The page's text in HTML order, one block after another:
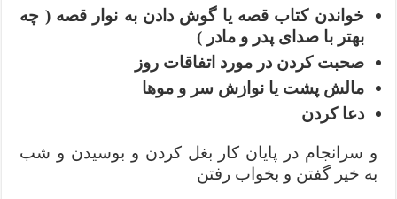
خواندن کتاب قصه یا گوش دادن به نوار قصه ( چه
بهتر با صدای پدر و مادر )
صحبت کردن در مورد اتفاقات روز
مالش پشت یا نوازش سر و موها
دعا کردن
و سرانجام در پایان کار بغل کردن و بوسیدن و شب
به خیر گفتن و بخواب رفتن